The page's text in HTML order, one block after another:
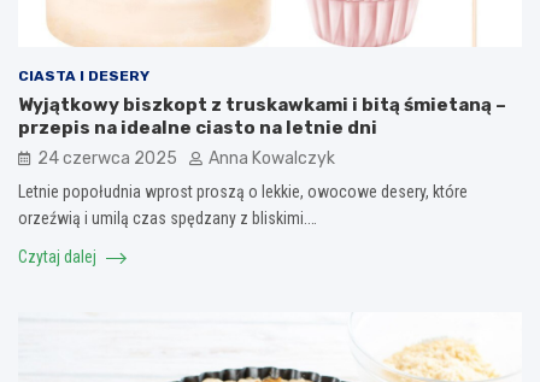
CIASTA I DESERY
Wyjątkowy biszkopt z truskawkami i bitą śmietaną –
przepis na idealne ciasto na letnie dni
24 czerwca 2025 Anna Kowalczyk
Letnie popołudnia wprost proszą o lekkie, owocowe desery, które
orzeźwią i umilą czas spędzany z bliskimi.…
Czytaj dalej